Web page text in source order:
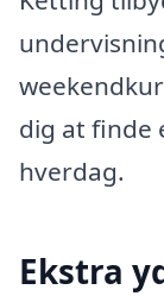
dig at finde
hverdag.
Ekstra